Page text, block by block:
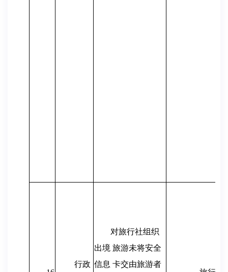
行政
对旅行社组织
出境 旅游未将安全
信息 卡交由旅游者